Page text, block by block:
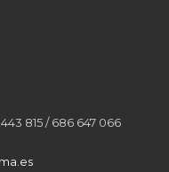
815 / 686 647 066